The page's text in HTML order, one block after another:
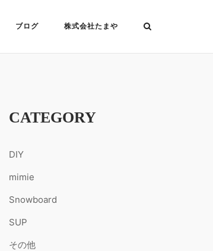
ブログ 株式会社たまや
CATEGORY
DIY
mimie
Snowboard
SUP
その他